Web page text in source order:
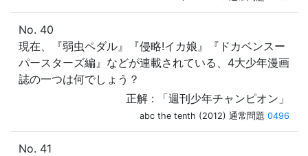
No. 40
現在、『弱虫ペダル』『侵略!イカ娘』『ドカベンスー
パースターズ編』などが連載されている、4大少年漫画
誌の一つは何でしょう？
正解 : 「週刊少年チャンピオン」
abc the tenth (2012) 通常問題 0496
No. 41